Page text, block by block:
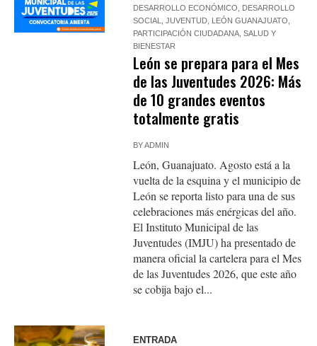
DESARROLLO ECONÓMICO
DESARROLLO
SOCIAL
,JUVENTUD LEÓN GUANAJUATO
PARTICIPACIÓN CIUDADANA ,SALUD Y
BIENESTAR
León se prepara para el Mes
de las Juventudes 2026: Más
de 10 grandes eventos
totalmente gratis
BYADMIN
León, Guanajuato. Agosto está a la
vuelta de la esquina y el municipio de
León se reporta listo para una de sus
celebraciones más enérgicas del año.
El Instituto Municipal de las
Juventudes (IMJU) ha presentado de
manera oficial la cartelera para el Mes
de las Juventudes 2026, que este año
se cobija bajo el...
ENTRADA